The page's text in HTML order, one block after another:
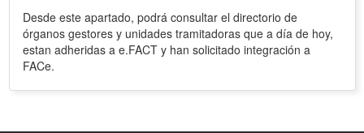
Desde este apartado, podrá consultar el directorio de
órganos gestores y unidades tramitadoras que a día de hoy,
estan adheridas a e.FACT y han solicitado integración a
FACe.